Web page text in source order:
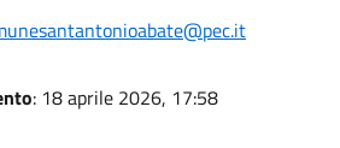
: 18 aprile 2026, 17:58